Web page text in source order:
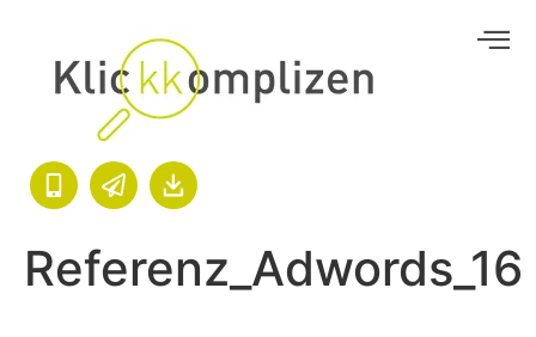
Referenz_Adwords_16